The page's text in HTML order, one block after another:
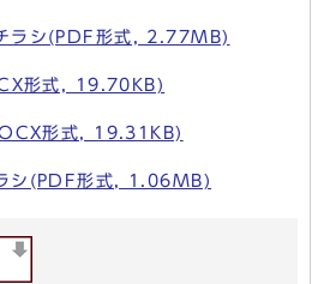
ラシ(PDF形式, 2.77MB)
形式, 19.70KB)
形式, 19.31KB)
シ(PDF形式, 1.06MB)